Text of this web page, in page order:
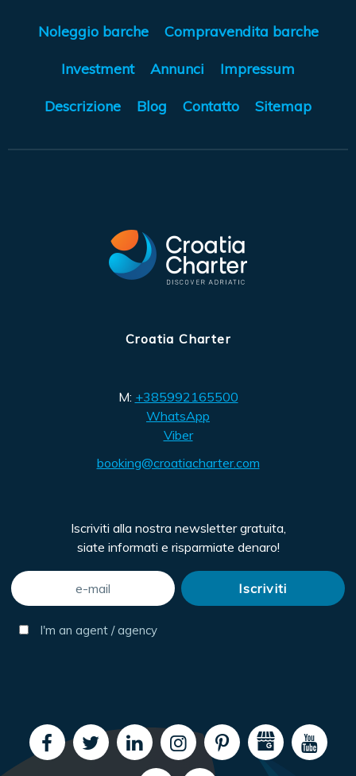
Noleggio barche Compravendita barche
Investment Annunci Impressum
Descrizione Blog Contatto Sitemap
Croatia Charter
M: +385992165500
WhatsApp
Viber
booking@croatiacharter.com
Iscriviti alla nostra newsletter gratuita,
siate informati e risparmiate denaro!
I'm an agent / agency